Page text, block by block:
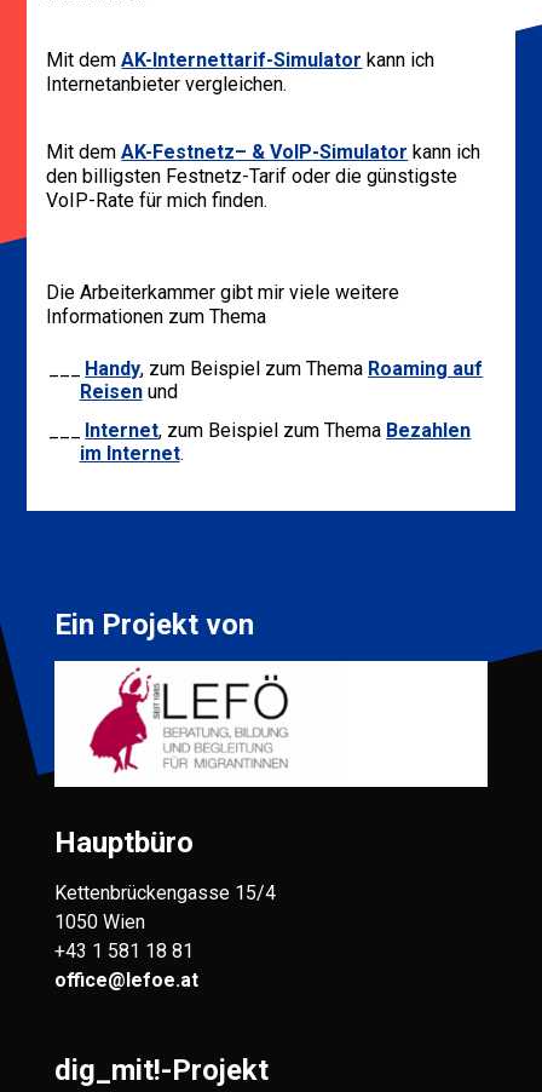
Mit demAK- Internettarif-Simulator kann ich
Internetanbieter vergleichen.
Mit demAK- Festnetz– & VoIP-Simulator kann ich
den billigsten Festnetz-Tarif oder die günstigste
VoIP-Rate für mich finden.
Die Arbeiterkammer gibt mir viele weitere
Informationen zum Thema
Handy, zum Beispiel zum Thema Roaming auf
Reisenund
Internet, zum Beispiel zum Thema Bezahlen
im Internet.
Ein Projekt von
Hauptbüro
Kettenbrückengasse 15/4
1050 Wien
+43 1 581 18 81
office@lefoe.at
dig_mit!-Projekt